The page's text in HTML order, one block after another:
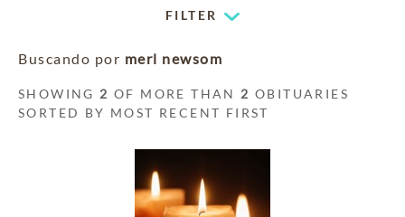
FILTER
Buscando por merl newsom
SHOWING 2 OF MORE THAN 2 OBITUARIES
SORTED BY MOST RECENT FIRST